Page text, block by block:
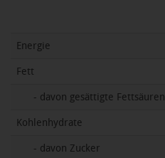
Energie
Fett
- davon gesättigte Fettsäuren
Kohlenhydrate
- davon Zucker